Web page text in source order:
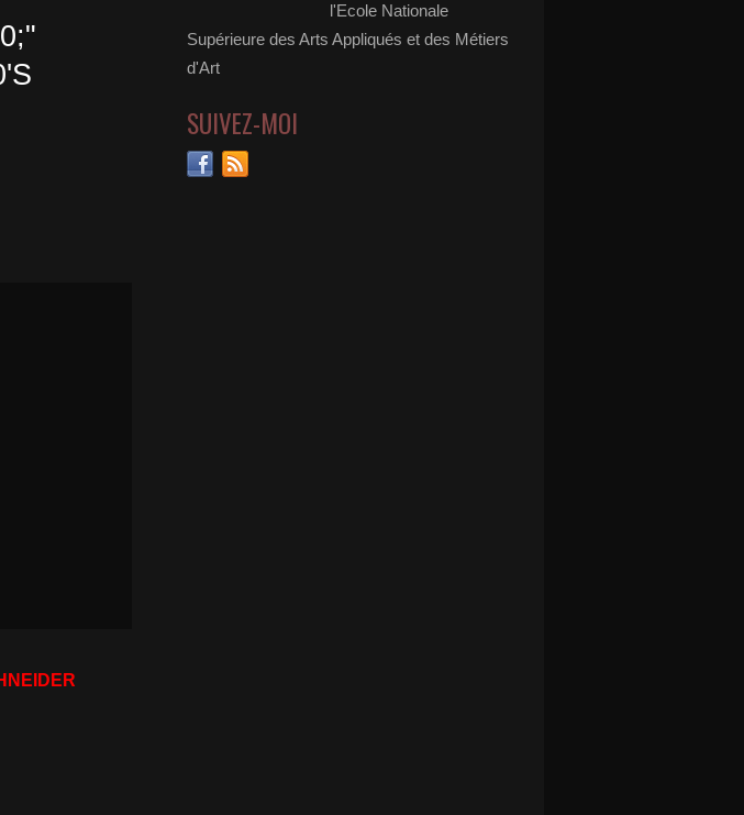
l'Ecole Nationale
Supérieure des Arts Appliqués et des Métiers
d'Art
SUIVEZ-MOI